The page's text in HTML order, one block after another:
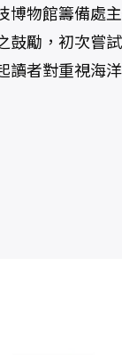
博物館籌備處
鼓勵，初次嘗
讀者對重視海